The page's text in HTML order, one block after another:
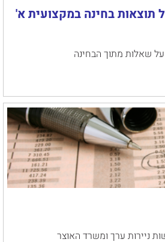
תוצאות בחינה במקצועית א'
שאלות מתוך הבחינה
ניירות ערך ומשרד האוצר